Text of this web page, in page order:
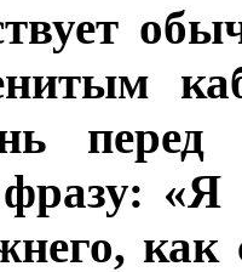
перед
«Я
как